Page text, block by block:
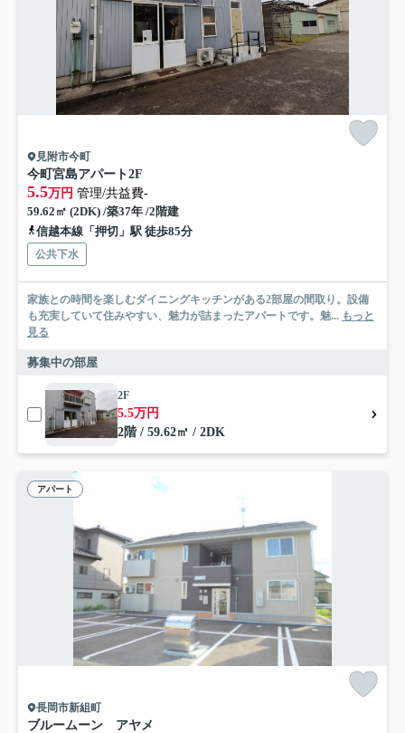
見附市今町
今町宮島アパート2F
5.5万円 管理/共益費-
59.62㎡ (2DK) /築37年 /2階建
信越本線「押切」駅 徒歩85分
公共下水
家族との時間を楽しむダイニングキッチンがある2部屋の間取り。設備
も充実していて住みやすい、魅力が詰まったアパートです。魅... もっと
見る
募集中の部屋
2F
5.5万円
2階 / 59.62㎡ / 2DK
アパート
長岡市新組町
ブルームーン アヤメ